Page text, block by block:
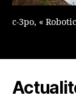
c-3po, «